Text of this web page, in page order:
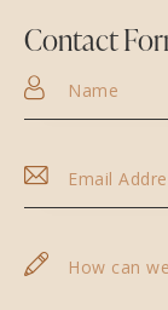
:
on
e:
Contact